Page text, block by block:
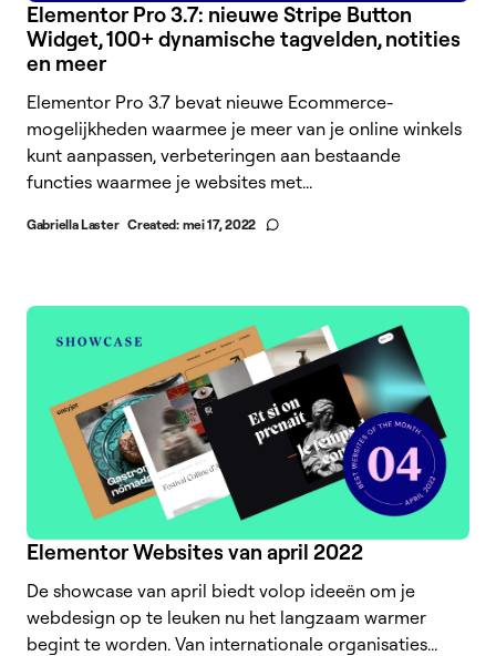
Elementor Pro 3.7: nieuwe Stripe Button
Widget, 100+ dynamische tagvelden, notities
en meer
Elementor Pro 3.7 bevat nieuwe Ecommerce-
mogelijkheden waarmee je meer van je online winkels
kunt aanpassen, verbeteringen aan bestaande
functies waarmee je websites met...
Gabriella Laster Created: mei 17, 2022
Elementor Websites van april 2022
De showcase van april biedt volop ideeën om je
webdesign op te leuken nu het langzaam warmer
begint te worden. Van internationale organisaties...